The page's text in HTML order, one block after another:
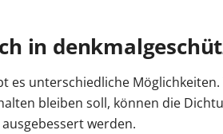
in
es unterschiedliche Möglichkeiten.
bleiben soll, können die
werden.